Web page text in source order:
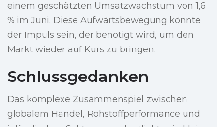
einem geschätzten Umsatzwachstum von 1,6
% im Juni. Diese Aufwärtsbewegung könnte
der Impuls sein, der benötigt wird, um den
Markt wieder auf Kurs zu bringen.
Schlussgedanken
Das komplexe Zusammenspiel zwischen
globalem Handel, Rohstoffperformance und